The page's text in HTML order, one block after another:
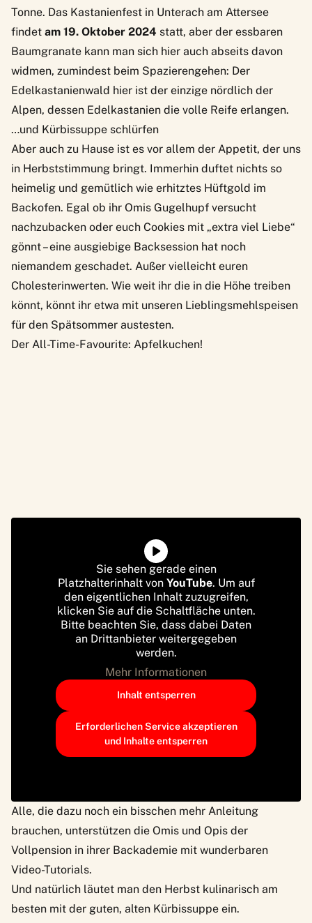
Tonne. Das Kastanienfest in Unterach am Attersee
findet am 19. Oktober 2024 statt, aber der essbaren
Baumgranate kann man sich hier auch abseits davon
widmen, zumindest beim Spazierengehen: Der
Edelkastanienwald hier ist der einzige nördlich der
Alpen, dessen Edelkastanien die volle Reife erlangen.
…und Kürbissuppe schlürfen
Aber auch zu Hause ist es vor allem der Appetit, der uns
in Herbststimmung bringt. Immerhin duftet nichts so
heimelig und gemütlich wie erhitztes Hüftgold im
Backofen. Egal ob ihr Omis Gugelhupf versucht
nachzubacken oder euch Cookies mit „extra viel Liebe“
gönnt – eine ausgiebige Backsession hat noch
niemandem geschadet. Außer vielleicht euren
Cholesterinwerten. Wie weit ihr die in die Höhe treiben
könnt, könnt ihr etwa mit unseren Lieblingsmehlspeisen
für den Spätsommer austesten.
Der All-Time-Favourite: Apfelkuchen!
Sie sehen gerade einen
Platzhalterinhalt von YouTube. Um auf
den eigentlichen Inhalt zuzugreifen,
klicken Sie auf die Schaltfläche unten.
Bitte beachten Sie, dass dabei Daten
an Drittanbieter weitergegeben
werden.
Mehr Informationen
Inhalt entsperren
Erforderlichen Service akzeptieren
und Inhalte entsperren
Alle, die dazu noch ein bisschen mehr Anleitung
brauchen, unterstützen die Omis und Opis der
Vollpension in ihrer Backademie mit wunderbaren
Video-Tutorials.
Und natürlich läutet man den Herbst kulinarisch am
besten mit der guten, alten Kürbissuppe ein.